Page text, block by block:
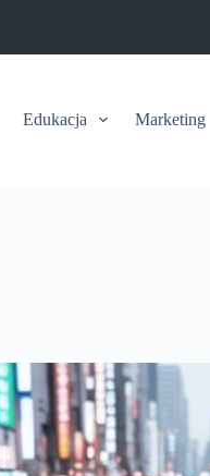
Edukacja Marketing